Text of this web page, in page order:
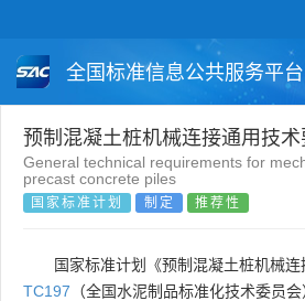
全国标准信息公共服务平台
国家标准 行业标准
团体标准
预制混凝土桩机械连接通用技术
General technical requirements for
precast concrete piles
国家标准计划 制定 推荐性
国家标准计划《预制混凝土桩机械
TC197 （全国水泥制品标准化技术委员